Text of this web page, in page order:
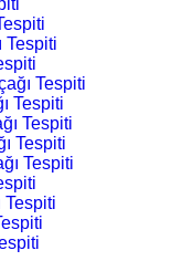
Tespiti
Tespiti
Tespiti
Tespiti
Tespiti
Tespiti
Tespiti